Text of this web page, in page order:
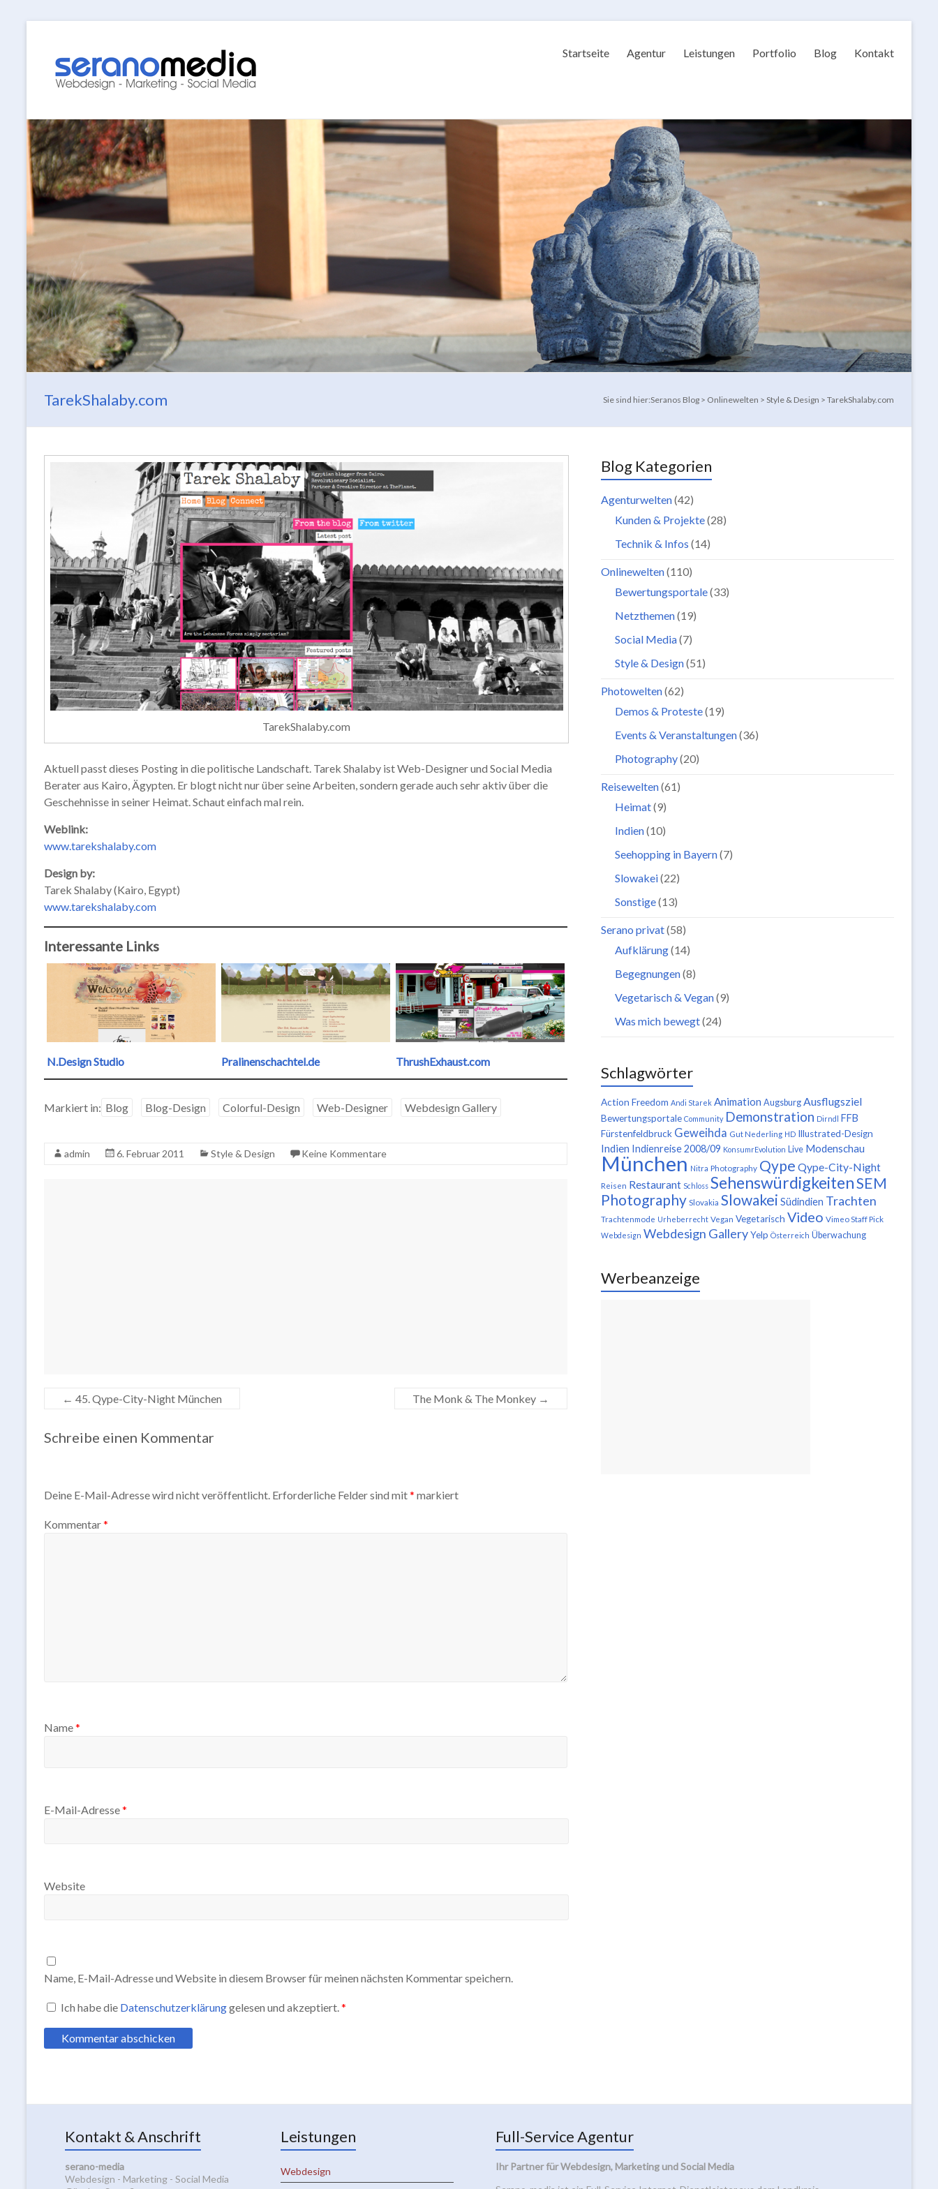
Startseite Agentur Leistungen Portfolio Blog Kontakt
TarekShalaby.com Sie sind hier:Seranos Blog > Onlinewelten > Style & Design > TarekShalaby.com
TarekShalaby.com
Aktuell passt dieses Posting in die politische Landschaft. Tarek Shalaby ist Web-Designer und Social Media
Berater aus Kairo, Ägypten. Er blogt nicht nur über seine Arbeiten, sondern gerade auch sehr aktiv über die
Geschehnisse in seiner Heimat. Schaut einfach mal rein.
Weblink:
www.tarekshalaby.com
Design by:
Tarek Shalaby (Kairo, Egypt)
www.tarekshalaby.com
Interessante Links
N.Design Studio Pralinenschachtel.de ThrushExhaust.com
Markiert in: Blog Blog-Design Colorful-Design Web-Designer Webdesign Gallery
admin 6. Februar 2011 Style & Design Keine Kommentare
← 45. Qype-City-Night München The Monk & The Monkey →
Schreibe einen Kommentar
Deine E-Mail-Adresse wird nicht veröffentlicht. Erforderliche Felder sind mit* markiert
Kommentar*
Name*
E-Mail-Adresse*
Website
Name, E-Mail-Adresse und Website in diesem Browser für meinen nächsten Kommentar speichern.
Ich habe die Datenschutzerklärunggelesen und akzeptiert.*
Blog Kategorien
Agenturwelten(42)
Kunden & Projekte(28)
Technik & Infos (14)
Onlinewelten(110)
Bewertungsportale(33)
Netzthemen(19)
Social Media(7)
Style & Design(51)
Photowelten(62)
Demos & Proteste(19)
Events & Veranstaltungen(36)
Photography(20)
Reisewelten(61)
Heimat(9)
Indien(10)
Seehopping in Bayern(7)
Slowakei(22)
Sonstige(13)
Serano privat(58)
Aufklärung(14)
Begegnungen(8)
Vegetarisch & Vegan(9)
Was mich bewegt(24)
Schlagwörter
Action Freedom Andi Starek Animation Augsburg Ausflugsziel
Bewertungsportale Community Demonstration Dirndl FFB
Fürstenfeldbruck Geweihda Gut Nederling HD Illustrated-Design
Indien Indienreise 2008/09 KonsumrEvolution Live Modenschau
München Nitra Photography Qype Qype-City-Night
Reisen Restaurant Schloss SehenswürdigkeitenSEM
Photography Slovakia Slowakei Südindien Trachten
Trachtenmode Urheberrecht Vegan Vegetarisch Video Vimeo Staff Pick
Webdesign Webdesign GalleryYelp Österreich Überwachung
Werbeanzeige
Kontakt & Anschrift
serano-media
Webdesign - Marketing - Social Media
Leistungen
Webdesign
Full-Service Agentur
Ihr Partner für Webdesign, Marketing und Social Media